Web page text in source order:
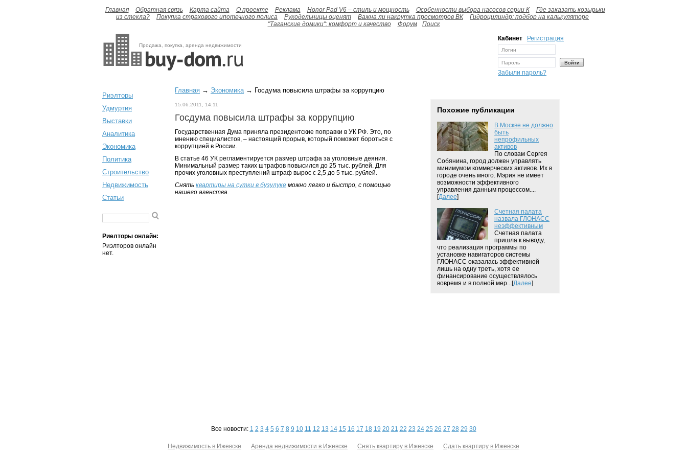
Главная Обратная связь Карта сайта О проекте Реклама Honor Pad V6 – стиль и мощность Особенности выбора насосов серии К
Где заказать козырьки
из стекла?
Покупка страхового ипотечного полиса Рукодельницы оценят Важна ли накрутка просмотров ВК
Гидроцилиндр: подбор на калькуляторе
"Таганские домики": комфорт и качество
Форум Поиск
Продажа, покупка, аренда недвижимости
Кабинет Регистрация
Забыли пароль?
Риэлторы
Удмуртия
Выставки
Аналитика
Экономика
Политика
Строительство
Недвижимость
Статьи
Риелторы онлайн:
Риэлторов онлайн
нет.
Главная → Экономика→ Госдума повысила штрафы за коррупцию
15.06.2011, 14:11
Госдума повысила штрафы за коррупцию
Государственная Дума приняла президентские поправки в УК РФ. Это, по
мнению специалистов, – настоящий прорыв, который поможет бороться с
коррупцией в России.
В статье 46 УК регламентируется размер штрафа за уголовные деяния.
Минимальный размер таких штрафов повысился до 25 тыс. рублей. Для
прочих уголовных преступлений штраф вырос с 2,5 до 5 тыс. рублей.
Снять квартиры на сутки в бузулуке можно легко и быстро, с помощью
нашего агенства.
Похожие публикации
В Москве не должно
быть
непрофильных
активов
По словам Сергея
Собянина, город должен управлять
минимумом коммерческих активов. Их в
городе очень много. Мэрия не имеет
возможности эффективного
управления данным процессом....
[Далее]
Счетная палата
назвала ГЛОНАСС
неэффективным
Счетная палата
пришла к выводу,
что реализация программы по
установке навигаторов системы
ГЛОНАСС оказалась эффективной
лишь на одну треть, хотя ее
финансирование осуществлялось
вовремя и в полной мер...[Далее]
Все новости: 1 2 3 4 5 6 7 8 9 10 11 12 13 14 15 16 17 18 19 20 21 22 23 24 25 26 27 28 29 30
Недвижимость в Ижевске Аренда недвижимости в Ижевске Снять квартиру в Ижевске Сдать квартиру в Ижевске